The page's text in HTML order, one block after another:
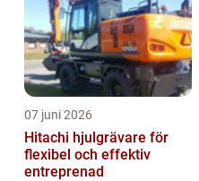
07 juni 2026
Hitachi hjulgrävare för
flexibel och effektiv
entreprenad